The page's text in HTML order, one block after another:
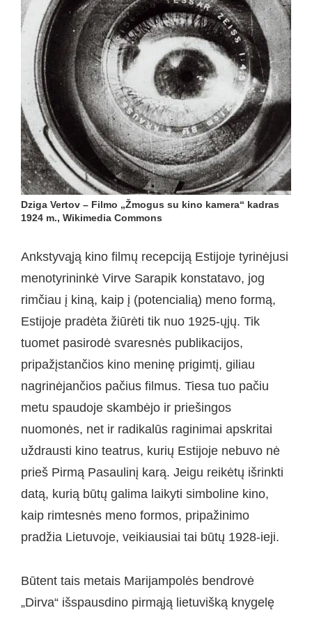
Dziga Vertov – Filmo „Žmogus su kino kamera“ kadras
1924 m., Wikimedia Commons
Ankstyvąją kino filmų recepciją Estijoje tyrinėjusi
menotyrininkė Virve Sarapik konstatavo, jog
rimčiau į kiną, kaip į (potencialią) meno formą,
Estijoje pradėta žiūrėti tik nuo 1925-ųjų. Tik
tuomet pasirodė svaresnės publikacijos,
pripažįstančios kino meninę prigimtį, giliau
nagrinėjančios pačius filmus. Tiesa tuo pačiu
metu spaudoje skambėjo ir priešingos
nuomonės, net ir radikalūs raginimai apskritai
uždrausti kino teatrus, kurių Estijoje nebuvo nė
prieš Pirmą Pasaulinį karą. Jeigu reikėtų išrinkti
datą, kurią būtų galima laikyti simboline kino,
kaip rimtesnės meno formos, pripažinimo
pradžia Lietuvoje, veikiausiai tai būtų 1928-ieji.
Būtent tais metais Marijampolės bendrovė
„Dirva“ išspausdino pirmąją lietuvišką knygelę